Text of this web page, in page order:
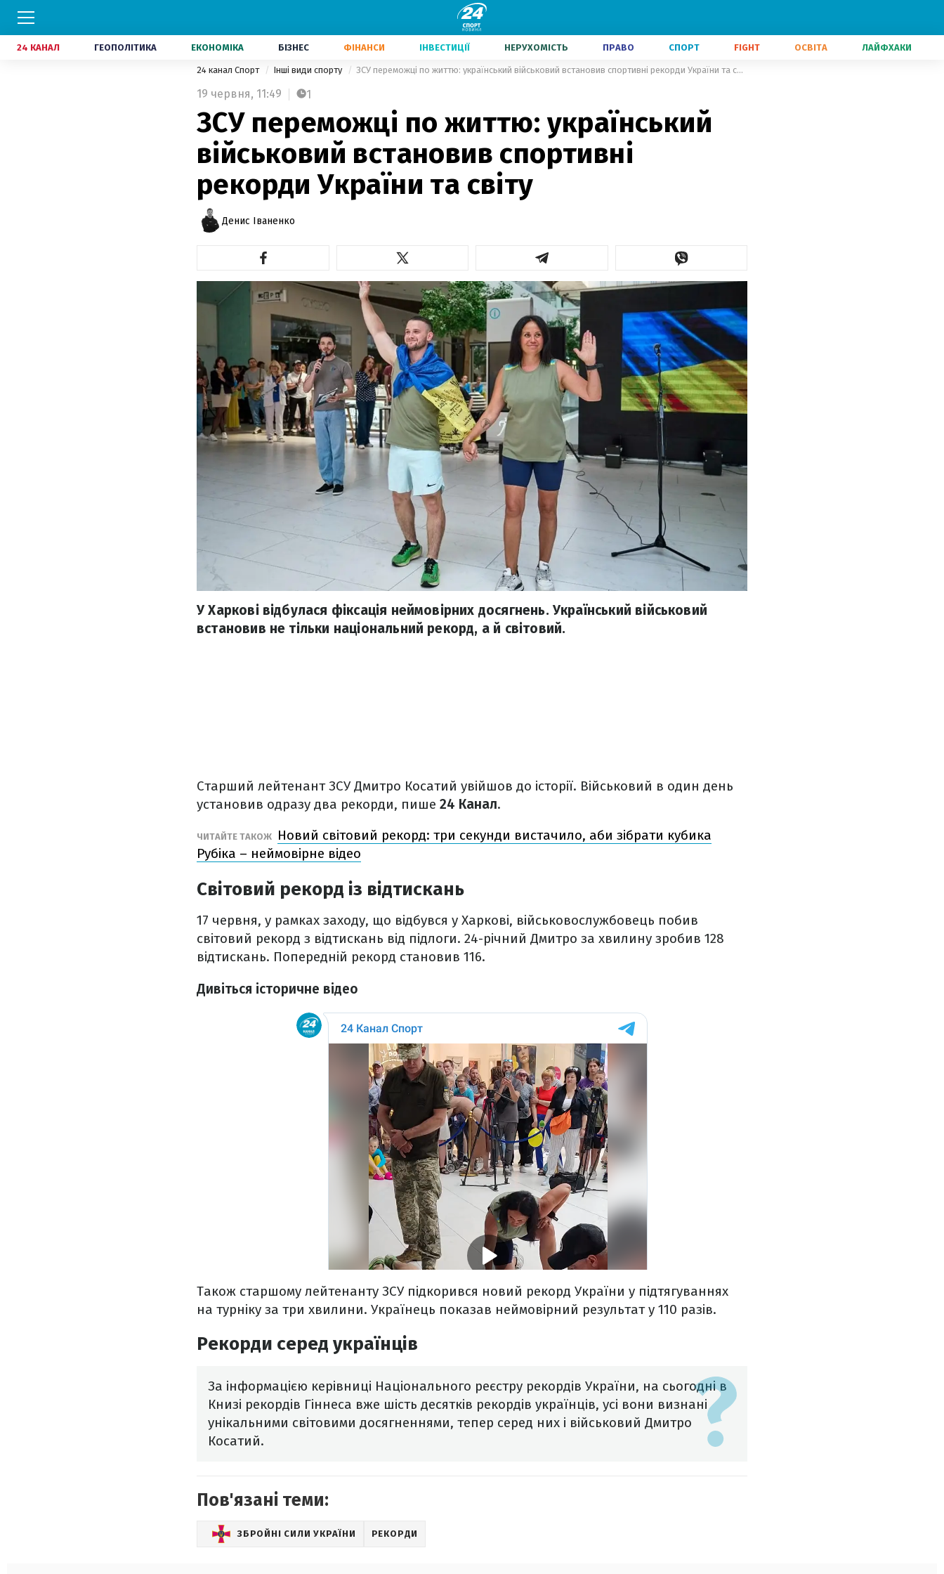
24 КАНАЛ ГЕОПОЛІТИКА ЕКОНОМІКА БІЗНЕС ФІНАНСИ ІНВЕСТИЦІЇ НЕРУХОМІСТЬ ПРАВО СПОРТ FIGHT ОСВІТА ЛАЙФХАКИ
24 канал Спорт Інші види спорту ЗСУ переможці по життю: український військовий встановив спортивні рекорди України та світу
19 червня, 11:49 1
ЗСУ переможці по життю: український
військовий встановив спортивні
рекорди України та світу
Денис Іваненко
У Харкові відбулася фіксація неймовірних досягнень. Український військовий
встановив не тільки національний рекорд, а й світовий.
Старший лейтенант ЗСУ Дмитро Косатий увійшов до історії. Військовий в один день
установив одразу два рекорди, пише 24 Канал.
ЧИТАЙТЕ ТАКОЖ
Новий світовий рекорд: три секунди вистачило, аби зібрати кубика
Рубіка – неймовірне відео
Світовий рекорд із відтискань
17 червня, у рамках заходу, що відбувся у Харкові, військовослужбовець побив
світовий рекорд з відтискань від підлоги. 24-річний Дмитро за хвилину зробив 128
відтискань. Попередній рекорд становив 116.
Дивіться історичне відео
Також старшому лейтенанту ЗСУ підкорився новий рекорд України у підтягуваннях
на турніку за три хвилини. Українець показав неймовірний результат у 110 разів.
Рекорди серед українців
За інформацією керівниці Національного реєстру рекордів України, на сьогодні в
Книзі рекордів Гіннеса вже шість десятків рекордів українців, усі вони визнані
унікальними світовими досягненнями, тепер серед них і військовий Дмитро
Косатий.
Пов'язані теми:
ЗБРОЙНІ СИЛИ УКРАЇНИ РЕКОРДИ